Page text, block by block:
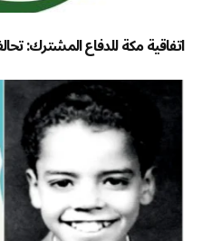
اتفاقية مكة للدفاع المشترك: